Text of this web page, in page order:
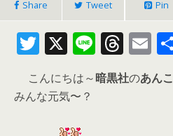
Share Tweet Pin
T
w
itt
er
X Li
n
e
T
h
re
E
m
ai
こんにちは～暗黒社のあんこ
みんな元気〜？